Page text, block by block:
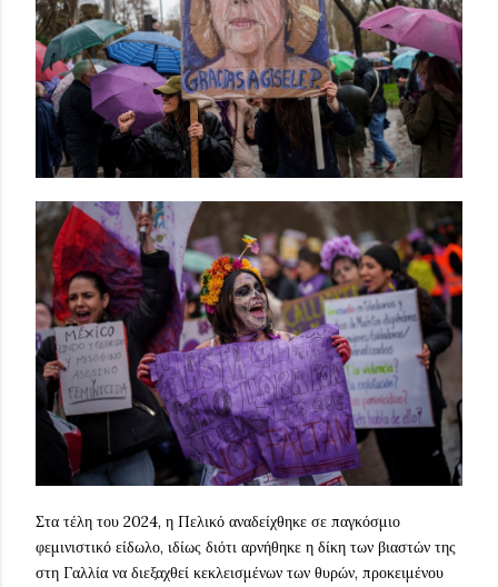
Στα τέλη του 2024, η Πελικό αναδείχθηκε σε παγκόσμιο
φεμινιστικό είδωλο, ιδίως διότι αρνήθηκε η δίκη των βιαστών της
στη Γαλλία να διεξαχθεί κεκλεισμένων των θυρών, προκειμένου